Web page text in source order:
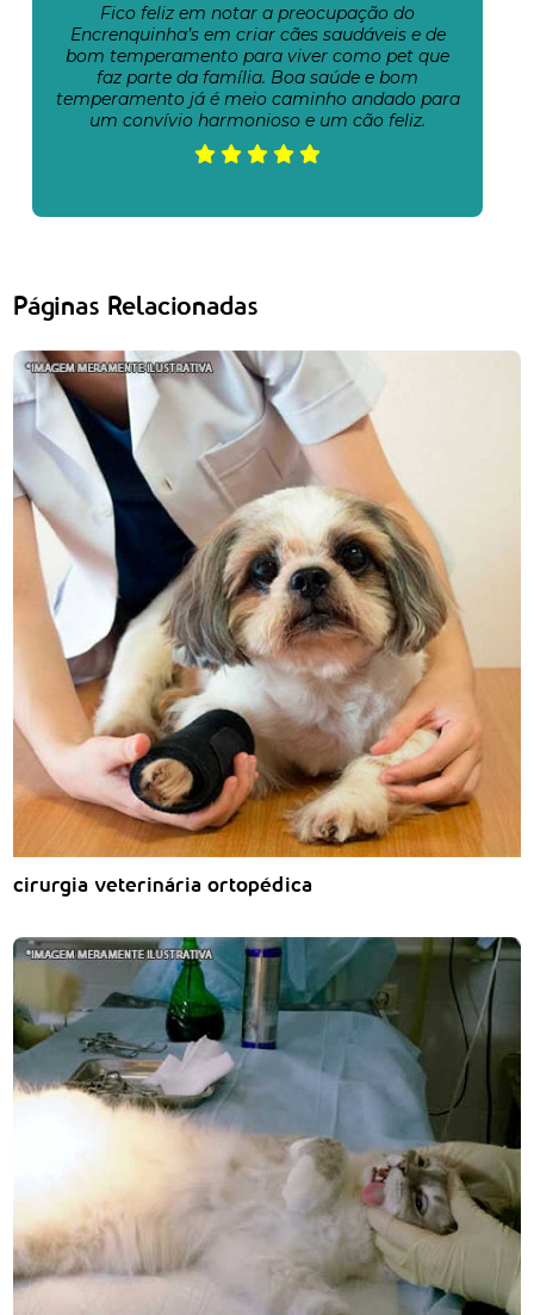
Fico feliz em notar a preocupação do
Encrenquinha’s em criar cães saudáveis e de
bom temperamento para viver como pet que
faz parte da família. Boa saúde e bom
temperamento já é meio caminho andado para
um convívio harmonioso e um cão feliz.
Páginas Relacionadas
cirurgia veterinária ortopédica